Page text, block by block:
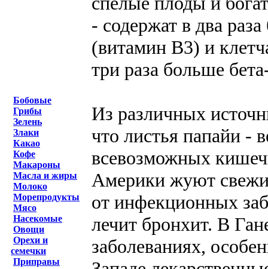
Бобовые
Грибы
Зелень
Злаки
Какао
Кофе
Макароны
Масла и жиры
Молоко
Морепродукты
Мясо
Насекомые
Овощи
Орехи и
семечки
Приправы
- содержат в два
(витамин В3) и
три раза больше
Из различных
что листья папайи -
всевозможных
Америки жуют
от инфекционных
лечит бронхит. В
заболеваниях,